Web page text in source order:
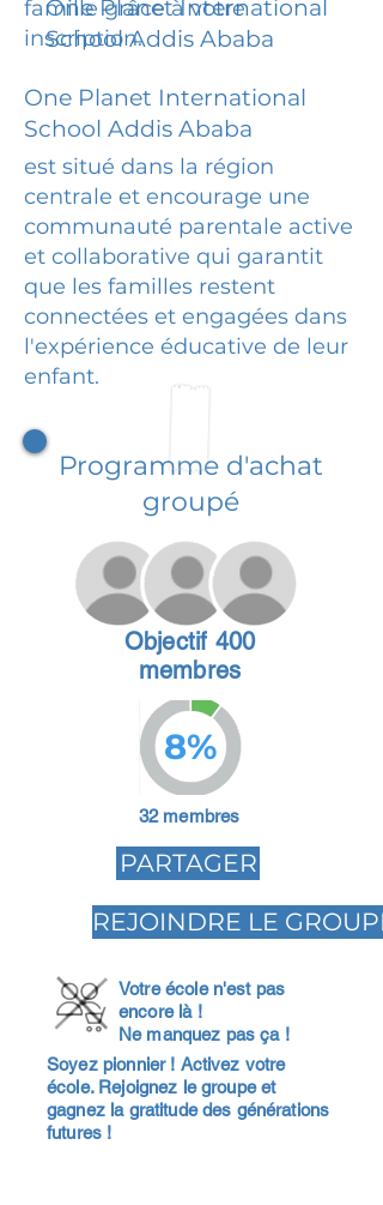
famille grâce à votre
inscription.
One Planet International
School Addis Ababa
One Planet International
School Addis Ababa
est situé dans la région
centrale et encourage une
communauté parentale active
et collaborative qui garantit
que les familles restent
connectées et engagées dans
l'expérience éducative de leur
enfant.
Programme d'achat
groupé
Objectif 400
membres
8%
32 membres
PARTAGER
REJOINDRE LE GROUPE
Votre école n'est pas
encore là !
Ne manquez pas ça !
Soyez pionnier ! Activez votre
école. Rejoignez le groupe et
gagnez la gratitude des générations
futures !